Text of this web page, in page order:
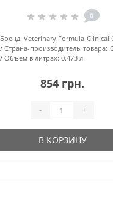
собак и кошек
0
Бренд: Veterinary Formula Clinical
Страна-производитель товара:
Объем в литрах: 0.473 л
854 грн.
- +
В КОРЗИНУ